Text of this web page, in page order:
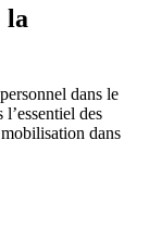
la
dans le
des
dans